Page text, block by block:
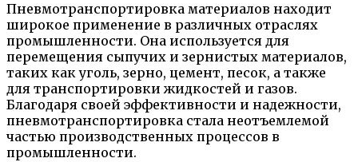
Пневмотранспортировка материалов находит
широкое применение в различных отраслях
промышленности. Она используется для
перемещения сыпучих и зернистых материалов,
таких как уголь, зерно, цемент, песок, а также
для транспортировки жидкостей и газов.
Благодаря своей эффективности и надежности,
пневмотранспортировка стала неотъемлемой
частью производственных процессов в
промышленности.